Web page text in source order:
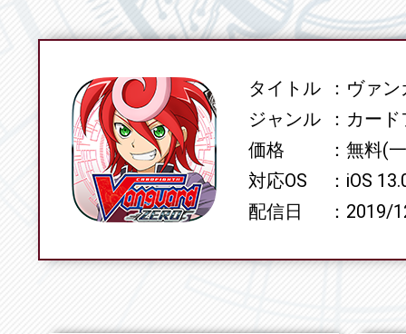
SPECタイトル
ヴァン
ジャンル
カード
価格
無料(
対応OS
iOS
配信日
2019/